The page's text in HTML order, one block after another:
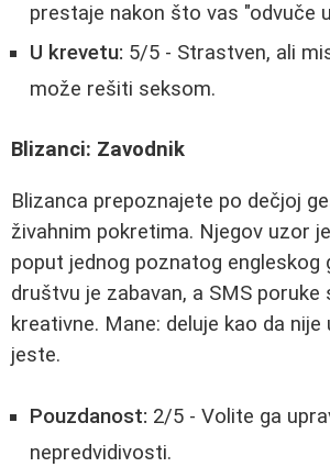
prestaje nakon što vas "odvuče
U krevetu: 5/5 - Strastven, ali
može rešiti seksom.
Blizanci: Zavodnik
Blizanca prepoznajete po dečjoj
živahnim pokretima. Njegov uzor
poput jednog poznatog engleskog
društvu je zabavan, a SMS poruke
kreativne. Mane: deluje kao da nije
jeste.
Pouzdanost: 2/5 - Volite ga
nepredvidivosti.